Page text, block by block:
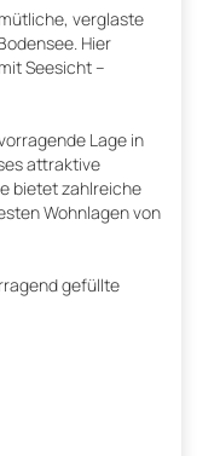
verglaste
Hier
Seesicht –
Lage in
attraktive
bietet zahlreiche
Wohnlagen von
gefüllte